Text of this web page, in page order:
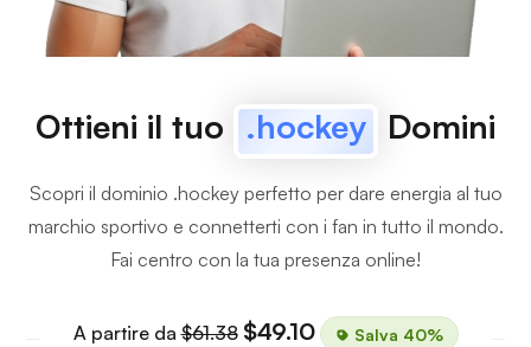
Ottieni il tuo .hockey Domini
Scopri il dominio .hockey perfetto per dare energia al tuo
marchio sportivo e connetterti con i fan in tutto il mondo.
Fai centro con la tua presenza online!
A partire da$61.38 $49.10 Salva 40%